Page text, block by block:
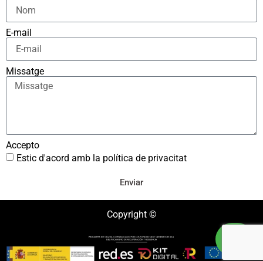
E-mail
Missatge
Accepto
Estic d'acord amb la política de privacitat
Enviar
Copyright ©